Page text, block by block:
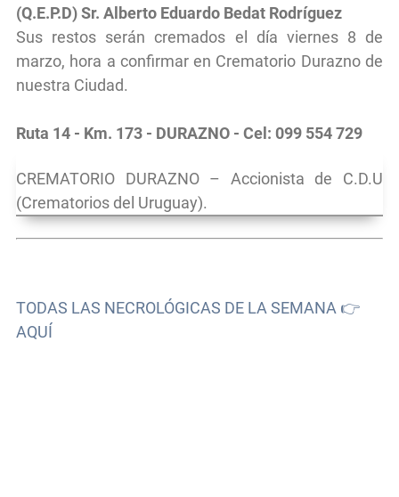
(Q.E.P.D) Sr. Alberto Eduardo Bedat Rodríguez
Sus restos serán cremados el día viernes 8 de
marzo, hora a confirmar en Crematorio Durazno de
nuestra Ciudad.
Ruta 14 - Km. 173 - DURAZNO - Cel: 099 554 729
CREMATORIO DURAZNO – Accionista de C.D.U
(Crematorios del Uruguay).
TODAS LAS NECROLÓGICAS DE LA SEMANA 👉
AQUÍ